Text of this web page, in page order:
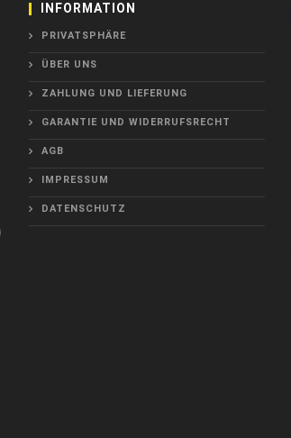
INFORMATION
PRIVATSPHÄRE
ÜBER UNS
ZAHLUNG UND LIEFERUNG
GARANTIE UND WIDERRUFSRECHT
AGB
IMPRESSUM
DATENSCHUTZ